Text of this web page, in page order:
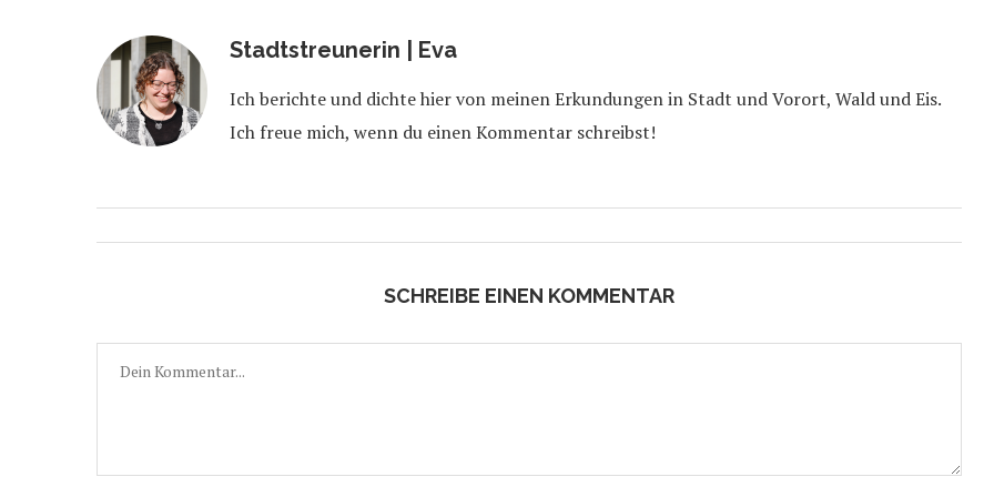
Stadtstreunerin | Eva
Ich berichte und dichte hier von meinen Erkundungen in Stadt und Vorort, Wald und Eis.
Ich freue mich, wenn du einen Kommentar schreibst!
SCHREIBE EINEN KOMMENTAR